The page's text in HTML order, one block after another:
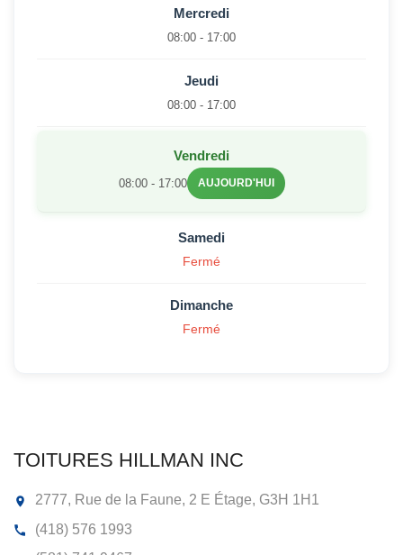
Mercredi
08:00 - 17:00
Jeudi
08:00 - 17:00
Vendredi
08:00 - 17:00 AUJOURD'HUI
Samedi
Fermé
Dimanche
Fermé